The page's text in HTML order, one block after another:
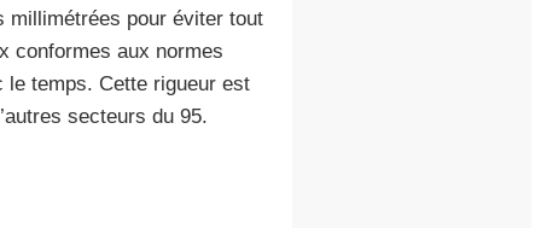
millimétrées pour éviter tout
conformes aux normes
le temps. Cette rigueur est
secteurs du 95.